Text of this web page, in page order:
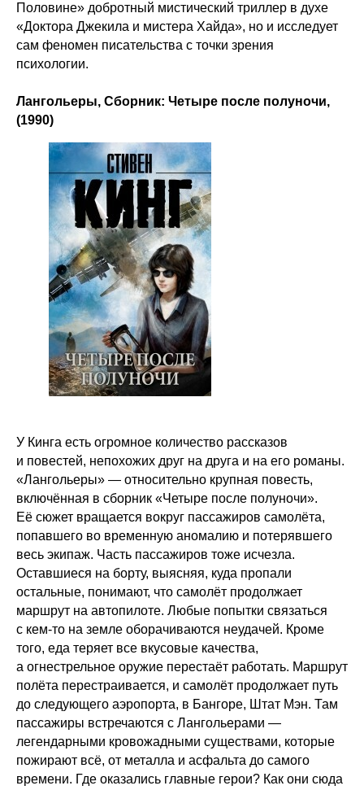
Половине» добротный мистический триллер в духе
«Доктора Джекила и мистера Хайда», но и исследует
сам феномен писательства с точки зрения
психологии.
Лангольеры, Сборник: Четыре после полуночи,
(1990)
У Кинга есть огромное количество рассказов
и повестей, непохожих друг на друга и на его романы.
«Лангольеры» — относительно крупная повесть,
включённая в сборник «Четыре после полуночи».
Её сюжет вращается вокруг пассажиров самолёта,
попавшего во временную аномалию и потерявшего
весь экипаж. Часть пассажиров тоже исчезла.
Оставшиеся на борту, выясняя, куда пропали
остальные, понимают, что самолёт продолжает
маршрут на автопилоте. Любые попытки связаться
с кем-то на земле оборачиваются неудачей. Кроме
того, еда теряет все вкусовые качества,
а огнестрельное оружие перестаёт работать. Маршрут
полёта перестраивается, и самолёт продолжает путь
до следующего аэропорта, в Бангоре, Штат Мэн. Там
пассажиры встречаются с Лангольерами —
легендарными кровожадными существами, которые
пожирают всё, от металла и асфальта до самого
времени. Где оказались главные герои? Как они сюда